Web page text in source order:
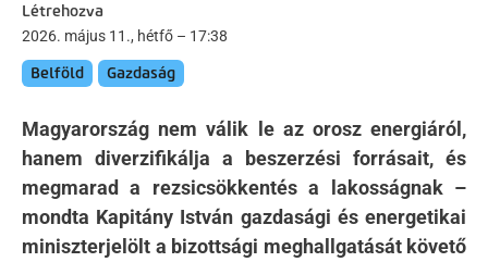
Létrehozva
2026. május 11., hétfő – 17:38
Belföld Gazdaság
Magyarország nem válik le az orosz energiáról,
hanem diverzifikálja a beszerzési forrásait, és
megmarad a rezsicsökkentés a lakosságnak –
mondta Kapitány István gazdasági és energetikai
miniszterjelölt a bizottsági meghallgatását követő